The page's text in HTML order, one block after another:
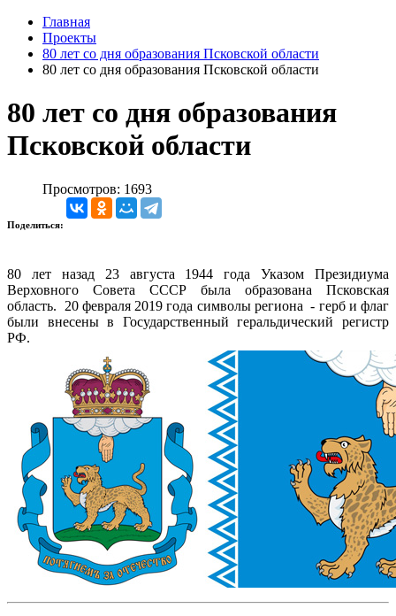
Главная
Проекты
80 лет со дня образования Псковской области
80 лет со дня образования Псковской области
80 лет со дня образования
Псковской области
Просмотров: 1693
Поделиться:
80 лет назад 23 августа 1944 года Указом Президиума
Верховного Совета СССР была образована Псковская
область. 20 февраля 2019 года символы региона - герб и флаг
были внесены в Государственный геральдический регистр
РФ.